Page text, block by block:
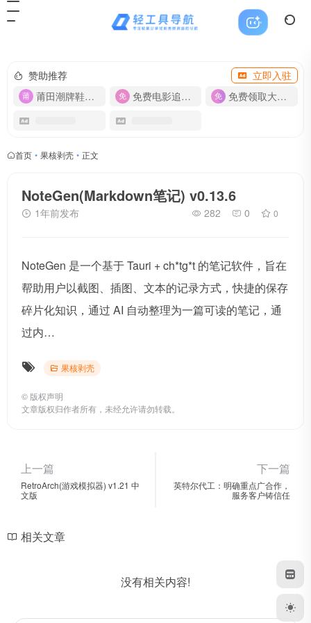
赞助推荐
立即入驻
莆田潮牌鞋服-货源
免费电影追剧APP 免费领取大流量卡【500G】
首页 • 果核剥壳 • 正文
NoteGen(Markdown笔记) v0.13.6
1年前发布 282 0 0
NoteGen 是一个基于 Tauri + ch*tg*t 的笔记软件，旨在
帮助用户以截图、插图、文本的记录方式，快捷的保存
碎片化知识，通过 AI 自动整理为一篇可读的笔记，通
过内…
果核剥壳
© 版权声明
文章版权归作者所有，未经允许请勿转载。
上一篇
RetroArch(游戏模拟器) v1.21 中
文版
下一篇
英特尔代工：明确重点广合作，
服务客户铸信任
相关文章
没有相关内容!